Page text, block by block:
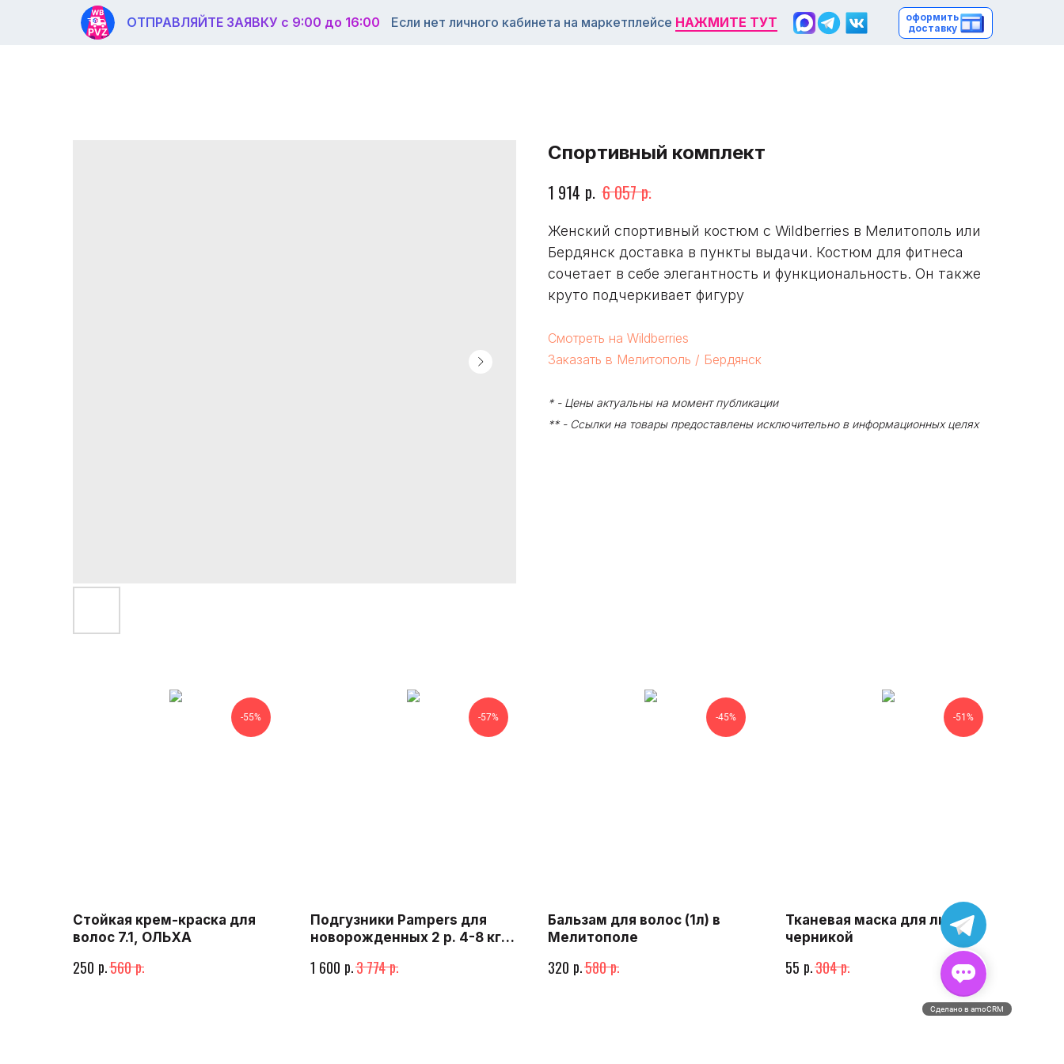
Если нет личного кабинета на маркетплейсе НАЖМИТЕ ТУТ
ОТПРАВЛЯЙТЕ ЗАЯВКУ с 9:00 до 16:00
оформить
доставку
НАЖМИТЕ ТУТ
оформить
доставку
Спортивный комплект
1 914 р. 6 057 р.
Женский спортивный костюм с Wildberries в Мелитополь или
Бердянск доставка в пункты выдачи. Костюм для фитнеса
сочетает в себе элегантность и функциональность. Он также
круто подчеркивает фигуру
Смотреть на Wildberries
Заказать в Мелитополь / Бердянск
* - Цены актуальны на момент публикации
** - Ссылки на товары предоставлены исключительно в информационных целях
-55%
Стойкая крем-краска для
волос 7.1, ОЛЬХА
250 р.560р.
-57%
Подгузники Pampers для
новорожденных 2 р. 4-8 кг
1 600 р.3 774р.
-45%
Бальзам для волос (1л) в
Мелитополе
320 р.580р.
-51%
Тканевая маска для лица с
черникой
55 р.304р.
Сделано в amoCRM